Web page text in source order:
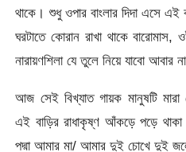
থাকে। শুধু ওপার বাংলার দিদা এসে
ঘরটাতে কোরান রাখা থাকে বারোমাস,
নারায়ণশিলা যে তুলে নিয়ে যাবো আবার
আজ সেই বিখ্যাত গায়ক মানুষটি
এই বাড়ির রাধাকৃষ্ণ আঁকড়ে পড়ে থাকা
পদ্মা আমার মা/ আমার দুই চোখে দুই